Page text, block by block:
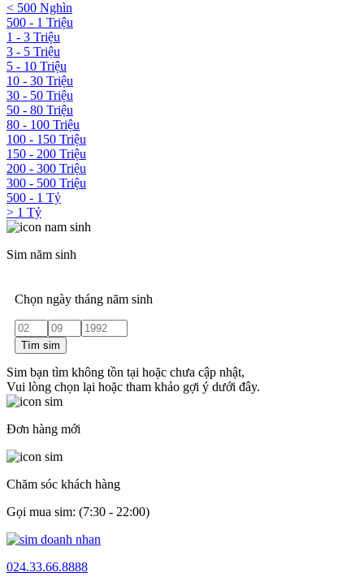
< 500 Nghìn
500 - 1 Triệu
1 - 3 Triệu
3 - 5 Triệu
5 - 10 Triệu
10 - 30 Triệu
30 - 50 Triệu
50 - 80 Triệu
80 - 100 Triệu
100 - 150 Triệu
150 - 200 Triệu
200 - 300 Triệu
300 - 500 Triệu
500 - 1 Tỷ
> 1 Tỷ
Sim năm sinh
Chọn ngày tháng năm sinh
Tìm sim
Sim bạn tìm không tồn tại hoặc chưa cập nhật,
Vui lòng chọn lại hoặc tham khảo gợi ý dưới đây.
Đơn hàng mới
Chăm sóc khách hàng
Gọi mua sim: (7:30 - 22:00)
024.33.66.8888